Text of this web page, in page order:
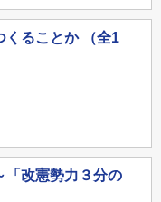
くることか （全1
「改憲勢力３分の